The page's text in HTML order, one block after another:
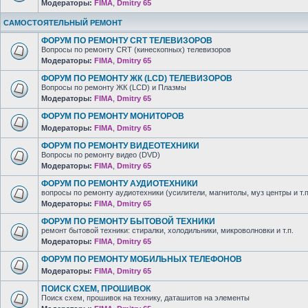
Модераторы: FIMA Dmitry 65
САМОСТОЯТЕЛЬНЫЙ РЕМОНТ
ФОРУМ ПО РЕМОНТУ CRT ТЕЛЕВИЗОРОВ
Вопросы по ремонту CRT (кинескопных) телевизоров
Модераторы: FIMA Dmitry 65
ФОРУМ ПО РЕМОНТУ ЖК (LCD) ТЕЛЕВИЗОРОВ
Вопросы по ремонту ЖК (LCD) и Плазмы
Модераторы: FIMA Dmitry 65
ФОРУМ ПО РЕМОНТУ МОНИТОРОВ
Модераторы: FIMA Dmitry 65
ФОРУМ ПО РЕМОНТУ ВИДЕОТЕХНИКИ
Вопросы по ремонту видео (DVD)
Модераторы: FIMA Dmitry 65
ФОРУМ ПО РЕМОНТУ АУДИОТЕХНИКИ
вопросы по ремонту аудиотехники (усилители, магнитолы, муз центры и
Модераторы: FIMA Dmitry 65
ФОРУМ ПО РЕМОНТУ БЫТОВОЙ ТЕХНИКИ
ремонт бытовой техники: стиралки, холодильники, микроволновки и т.п.
Модераторы: FIMA Dmitry 65
ФОРУМ ПО РЕМОНТУ МОБИЛЬНЫХ ТЕЛЕФОНОВ
Модераторы: FIMA Dmitry 65
ПОИСК СХЕМ, ПРОШИВОК
Поиск схем, прошивок на технику, даташитов на элементы